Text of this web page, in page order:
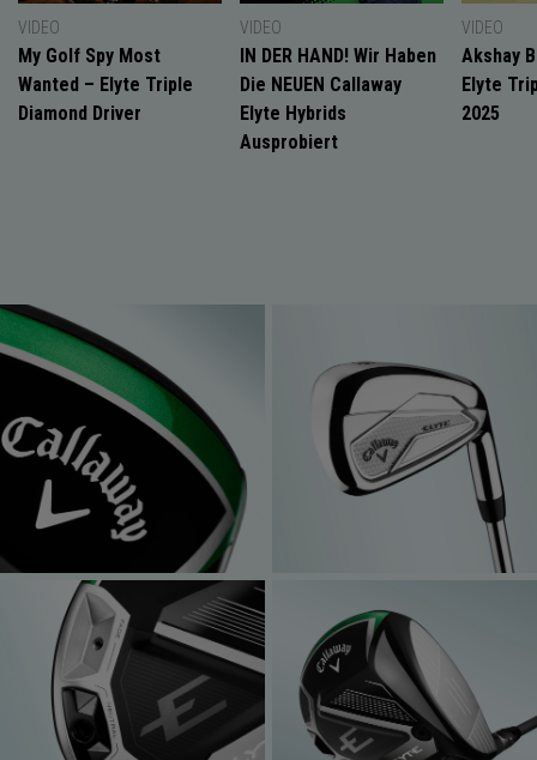
VIDEO
My Golf Spy Most
Wanted – Elyte Triple
Diamond Driver
VIDEO
IN DER HAND! Wir Haben
Die NEUEN Callaway
Elyte Hybrids
Ausprobiert
VIDEO
Akshay
Elyte
2025